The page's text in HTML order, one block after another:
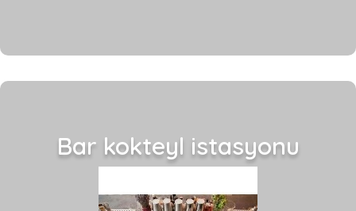
Bar kokteyl istasyonu